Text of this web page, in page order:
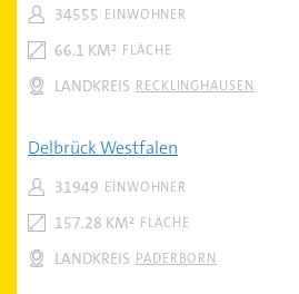
EINWOHNER
34555
FLÄCHE
66.1 KM²
RECKLINGHAUSEN
LANDKREIS
Delbrück Westfalen
EINWOHNER
31949
FLÄCHE
157.28 KM²
PADERBORN
LANDKREIS